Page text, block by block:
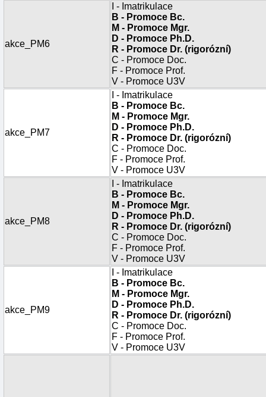
akce_PM6
I - Imatrikulace
B - Promoce Bc.
M - Promoce Mgr.
D - Promoce Ph.D.
R - Promoce Dr. (rigorózní)
C - Promoce Doc.
F - Promoce Prof.
V - Promoce U3V
akce_PM7
I - Imatrikulace
B - Promoce Bc.
M - Promoce Mgr.
D - Promoce Ph.D.
R - Promoce Dr. (rigorózní)
C - Promoce Doc.
F - Promoce Prof.
V - Promoce U3V
akce_PM8
I - Imatrikulace
B - Promoce Bc.
M - Promoce Mgr.
D - Promoce Ph.D.
R - Promoce Dr. (rigorózní)
C - Promoce Doc.
F - Promoce Prof.
V - Promoce U3V
akce_PM9
I - Imatrikulace
B - Promoce Bc.
M - Promoce Mgr.
D - Promoce Ph.D.
R - Promoce Dr. (rigorózní)
C - Promoce Doc.
F - Promoce Prof.
V - Promoce U3V